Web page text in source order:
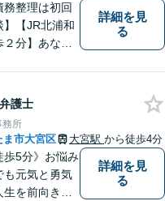
務整理は初回
】【JR北浦和
分】あなた
考え、解決
。
詳細を見
る
弁護士
務所
ま市大宮区 大宮駅 から徒歩4分
歩5分》お悩み
も元気と勇気
を前向きに
詳細を見
る